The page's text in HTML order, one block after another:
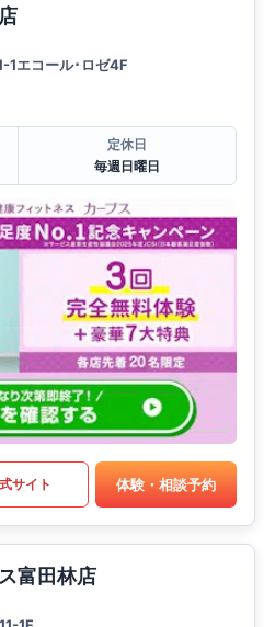
1エコール･ロゼ4F
定休日
毎週日曜日
サイト 体験・相談予約
富田林店